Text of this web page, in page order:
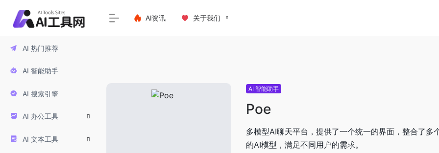
AI 热门推荐
AI 智能助手
AI 搜索引擎
AI 办公工具
AI 文本工具
AI资讯 关于我们
AI 智能助手
Poe
多模型AI聊天平台，提供了一个统一的界面，整合了多
的AI模型，满足不同用户的需求。